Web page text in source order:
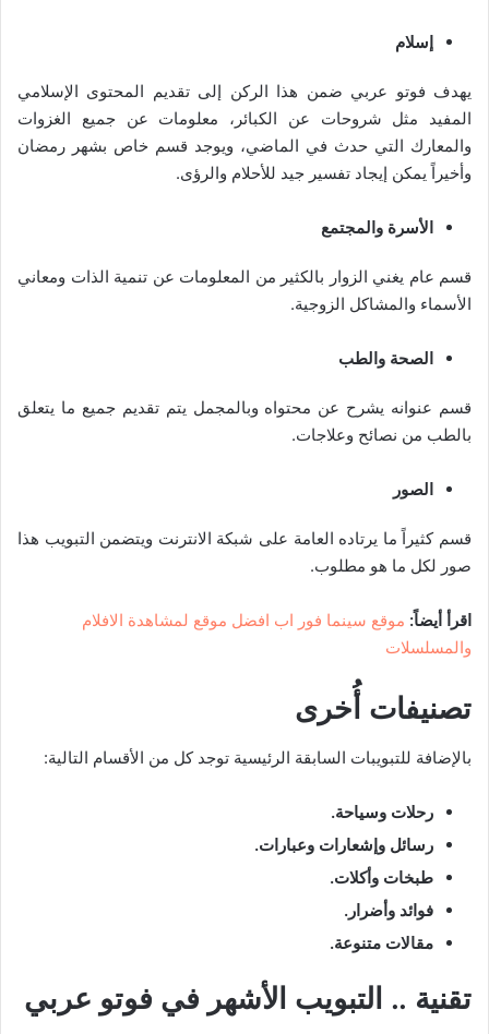
إسلام
يهدف فوتو عربي ضمن هذا الركن إلى تقديم المحتوى الإسلامي
المفيد مثل شروحات عن الكبائر، معلومات عن جميع الغزوات
والمعارك التي حدث في الماضي، ويوجد قسم خاص بشهر رمضان
وأخيراً يمكن إيجاد تفسير جيد للأحلام والرؤى.
الأسرة والمجتمع
قسم عام يغني الزوار بالكثير من المعلومات عن تنمية الذات ومعاني
الأسماء والمشاكل الزوجية.
الصحة والطب
قسم عنوانه يشرح عن محتواه وبالمجمل يتم تقديم جميع ما يتعلق
بالطب من نصائح وعلاجات.
الصور
قسم كثيراً ما يرتاده العامة على شبكة الانترنت ويتضمن التبويب هذا
صور لكل ما هو مطلوب.
اقرأ أيضاً: موقع سينما فور اب افضل موقع لمشاهدة الافلام
والمسلسلات
تصنيفات أُخرى
بالإضافة للتبويبات السابقة الرئيسية توجد كل من الأقسام التالية:
رحلات وسياحة.
رسائل وإشعارات وعبارات.
طبخات وأكلات.
فوائد وأضرار.
مقالات متنوعة.
تقنية .. التبويب الأشهر في فوتو عربي